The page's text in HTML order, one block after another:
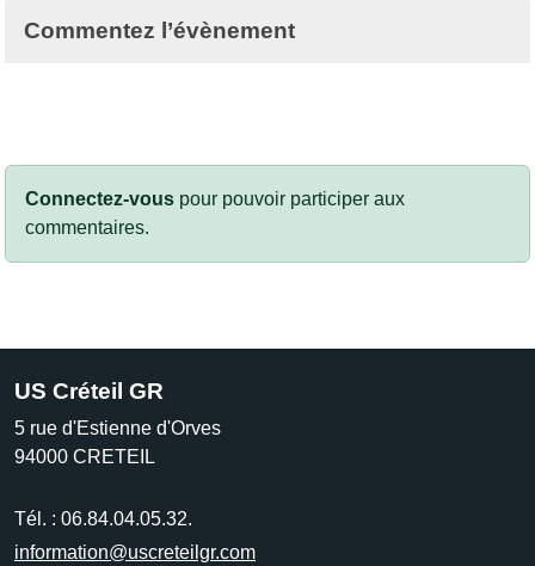
Commentez l’évènement
Connectez-vous pour pouvoir participer aux
commentaires.
US Créteil GR
5 rue d'Estienne d'Orves
94000 CRETEIL
Tél. : 06.84.04.05.32.
information@uscreteilgr.com